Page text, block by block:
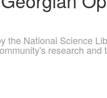
the National Science
research